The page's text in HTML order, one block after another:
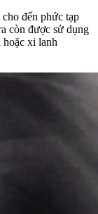
đến phức tạp
còn được sử dụng
xi lanh